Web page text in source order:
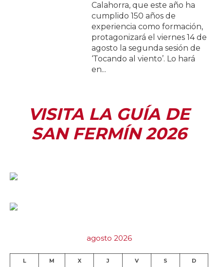
Calahorra, que este año ha
cumplido 150 años de
experiencia como formación,
protagonizará el viernes 14 de
agosto la segunda sesión de
‘Tocando al viento’. Lo hará
en...
VISITA LA GUÍA DE
SAN FERMÍN 2026
agosto 2026
L M X J V S D